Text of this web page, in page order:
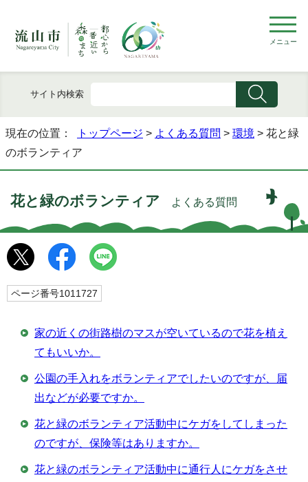
メニュー
サイト内検索
現在の位置： トップページ > よくある質問 > 環境 > 花と緑
のボランティア
花と緑のボランティア よくある質問
ページ番号1011727
家の近くの街路樹のマスが空いているので花を植え
てもいいか。
公園の手入れをボランティアでしたいのですが、届
出などが必要ですか。
花と緑のボランティア活動中にケガをしてしまった
のですが、保険等はありますか。
花と緑のボランティア活動中に通行人にケガをさせ